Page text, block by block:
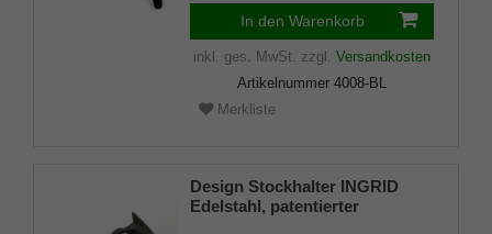
In den Warenkorb
inkl. ges. MwSt. zzgl. Versandkosten
Artikelnummer 4008-BL
Merkliste
Design Stockhalter INGRID
Edelstahl, patentierter